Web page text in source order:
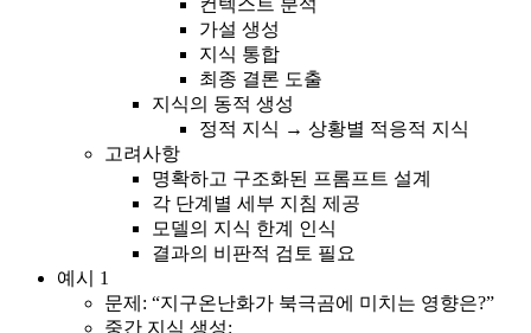
컨텍스트 분석
가설 생성
지식 통합
최종 결론 도출
지식의 동적 생성
정적 지식 → 상황별 적응적 지식
고려사항
명확하고 구조화된 프롬프트 설계
각 단계별 세부 지침 제공
모델의 지식 한계 인식
결과의 비판적 검토 필요
예시 1
문제: “지구온난화가 북극곰에 미치는 영향은?”
중간 지식 생성: